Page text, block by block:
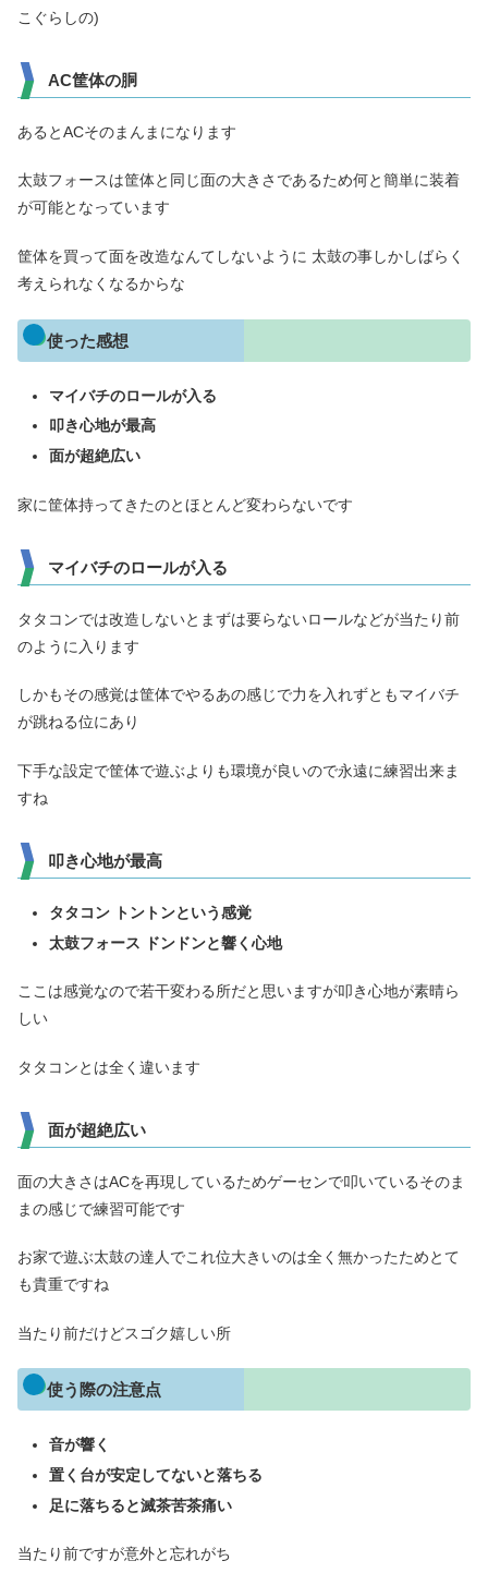
こぐらしの)
AC筐体の胴
あるとACそのまんまになります
太鼓フォースは筐体と同じ面の大きさであるため何と簡単に装着
が可能となっています
筐体を買って面を改造なんてしないように 太鼓の事しかしばらく
考えられなくなるからな
使った感想
マイバチのロールが入る
叩き心地が最高
面が超絶広い
家に筐体持ってきたのとほとんど変わらないです
マイバチのロールが入る
タタコンでは改造しないとまずは要らないロールなどが当たり前
のように入ります
しかもその感覚は筐体でやるあの感じで力を入れずともマイバチ
が跳ねる位にあり
下手な設定で筐体で遊ぶよりも環境が良いので永遠に練習出来ま
すね
叩き心地が最高
タタコン トントンという感覚
太鼓フォース ドンドンと響く心地
ここは感覚なので若干変わる所だと思いますが叩き心地が素晴ら
しい
タタコンとは全く違います
面が超絶広い
面の大きさはACを再現しているためゲーセンで叩いているそのま
まの感じで練習可能です
お家で遊ぶ太鼓の達人でこれ位大きいのは全く無かったためとて
も貴重ですね
当たり前だけどスゴク嬉しい所
使う際の注意点
音が響く
置く台が安定してないと落ちる
足に落ちると滅茶苦茶痛い
当たり前ですが意外と忘れがち